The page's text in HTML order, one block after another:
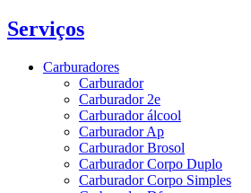
Serviços
Carburadores
Carburador
Carburador 2e
Carburador álcool
Carburador Ap
Carburador Brosol
Carburador Corpo Duplo
Carburador Corpo Simples